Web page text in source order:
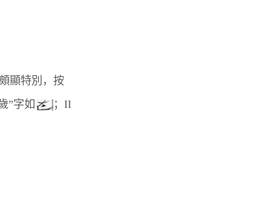
顯特別，按
”字如
；II